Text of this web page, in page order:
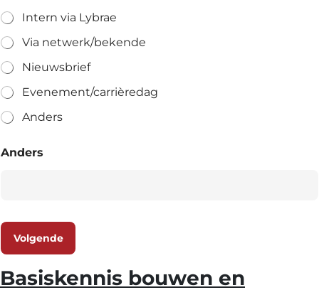
Intern via Lybrae
Via netwerk/bekende
Nieuwsbrief
Evenement/carrièredag
Anders
Anders
Volgende
Basiskennis bouwen en